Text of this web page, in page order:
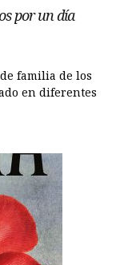
por un día
familia de los
en diferentes